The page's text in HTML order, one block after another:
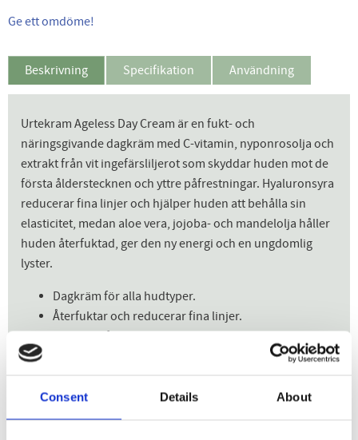
Consent Details About
Ge ett omdöme!
Beskrivning Specifikation Användning
Urtekram Ageless Day Cream är en fukt- och
näringsgivande dagkräm med C-vitamin, nyponrosolja och
extrakt från vit ingefärsliljerot som skyddar huden mot de
första ålderstecknen och yttre påfrestningar. Hyaluronsyra
reducerar fina linjer och hjälper huden att behålla sin
elasticitet, medan aloe vera, jojoba- och mandelolja håller
huden återfuktad, ger den ny energi och en ungdomlig
lyster.
Dagkräm för alla hudtyper.
Återfuktar och reducerar fina linjer.
Fräsch doft av vilda nyponrosor.